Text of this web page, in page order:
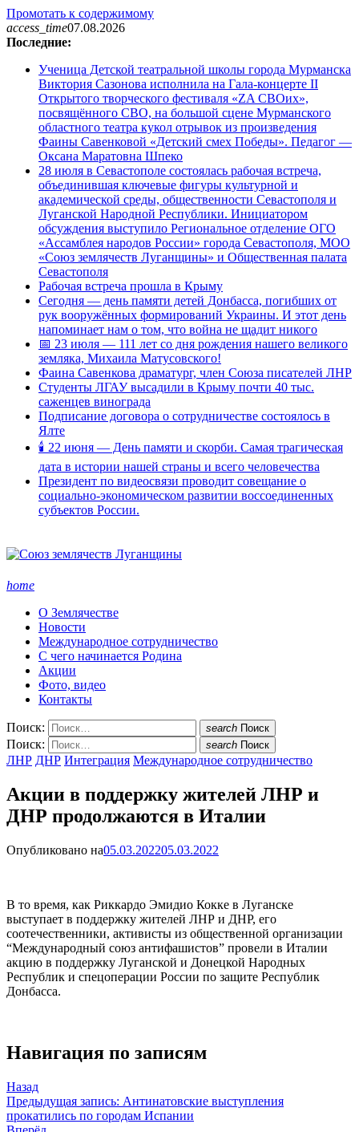
Промотать к содержимому
access_time07.08.2026
Последние:
Ученица Детской театральной школы города Мурманска
Виктория Сазонова исполнила на Гала-концерте II
Открытого творческого фестиваля «ZA СВОих»,
посвящённого СВО, на большой сцене Мурманского
областного театра кукол отрывок из произведения
Фаины Савенковой «Детский смех Победы». Педагог —
Оксана Маратовна Шпеко
28 июля в Севастополе состоялась рабочая встреча,
объединившая ключевые фигуры культурной и
академической среды, общественности Севастополя и
Луганской Народной Республики. Инициатором
обсуждения выступило Региональное отделение ОГО
«Ассамблея народов России» города Севастополя, МОО
«Союз землячеств Луганщины» и Общественная палата
Севастополя
Рабочая встреча прошла в Крыму
Сегодня — день памяти детей Донбасса, погибших от
рук вооружённых формирований Украины. И этот день
напоминает нам о том, что война не щадит никого
📅 23 июля — 111 лет со дня рождения нашего великого
земляка, Михаила Матусовского!
Фаина Савенкова драматург, член Союза писателей ЛНР
Студенты ЛГАУ высадили в Крыму почти 40 тыс.
саженцев винограда
Подписание договора о сотрудничестве состоялось в
Ялте
🕯 22 июня — День памяти и скорби. Самая трагическая
дата в истории нашей страны и всего человечества
Президент по видеосвязи проводит совещание о
социально-экономическом развитии воссоединенных
субъектов России.
home
О Землячестве
Новости
Международное сотрудничество
С чего начинается Родина
Акции
Фото, видео
Контакты
Поиск: search Поиск
Поиск: search Поиск
ЛНР ДНР Интеграция Международное сотрудничество
Акции в поддержку жителей ЛНР и
ДНР продолжаются в Италии
Опубликовано на05.03.202205.03.2022
В то время, как Риккардо Эмидио Кокке в Луганске
выступает в поддержку жителей ЛНР и ДНР, его
соотечественники, активисты из общественной организации
“Международный союз антифашистов” провели в Италии
акцию в поддержку Луганской и Донецкой Народных
Республик и спецоперации России по защите Республик
Донбасса.
Навигация по записям
Назад
Предыдущая запись: Антинатовские выступления
прокатились по городам Испании